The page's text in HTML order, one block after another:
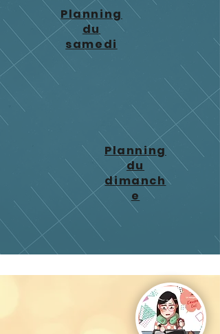
Planning
du
samedi
Planning
du
dimanch
e